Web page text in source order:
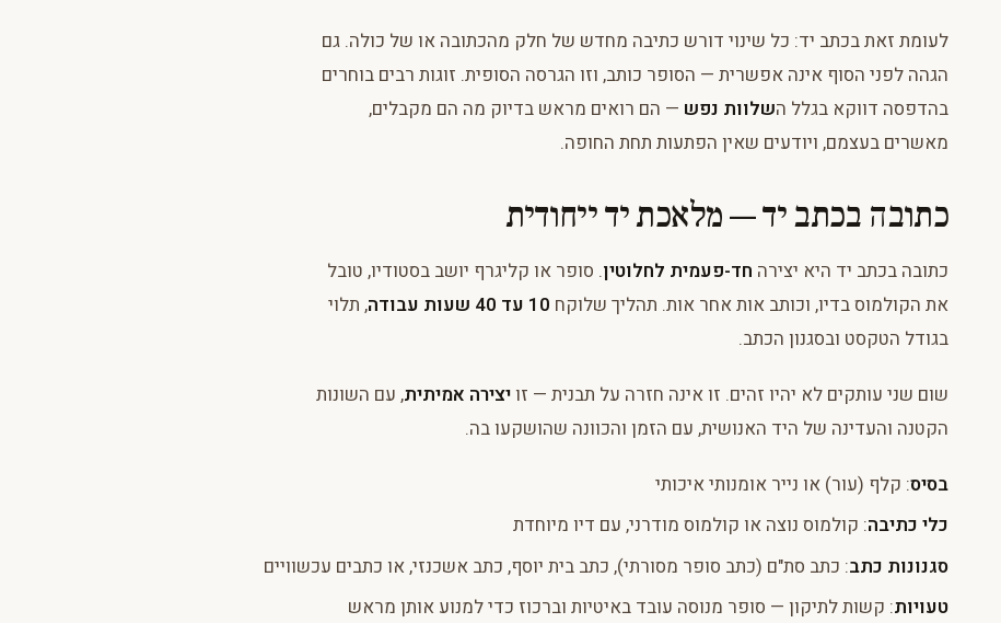
לעומת זאת בכתב יד: כל שינוי דורש כתיבה מחדש של חלק מהכתובה או של כולה. גם
הגהה לפני הסוף אינה אפשרית — הסופר כותב, וזו הגרסה הסופית. זוגות רבים בוחרים
בהדפסה דווקא בגלל השלוות נפש — הם רואים מראש בדיוק מה הם מקבלים,
מאשרים בעצמם, ויודעים שאין הפתעות תחת החופה.
כתובה בכתב יד — מלאכת יד ייחודית
כתובה בכתב יד היא יצירה חד-פעמית לחלוטין. סופר או קליגרף יושב בסטודיו, טובל
את הקולמוס בדיו, וכותב אות אחר אות. תהליך שלוקח 10 עד 40 שעות עבודה
, תלוי
בגודל הטקסט ובסגנון הכתב.
שום שני עותקים לא יהיו זהים. זו אינה חזרה על תבנית — זויצירה אמיתית, עם השונות
הקטנה והעדינה של היד האנושית, עם הזמן והכוונה שהושקעו בה.
בסיס: קלף (עור) או נייר אומנותי איכותי
כלי כתיבה: קולמוס נוצה או קולמוס מודרני, עם דיו מיוחדת
סגנונות כתב: כתב סת"ם (כתב סופר מסורתי), כתב בית יוסף, כתב אשכנזי, או כתבים עכשוויים
טעויות: קשות לתיקון — סופר מנוסה עובד באיטיות וברכוז כדי למנוע אותן מראש